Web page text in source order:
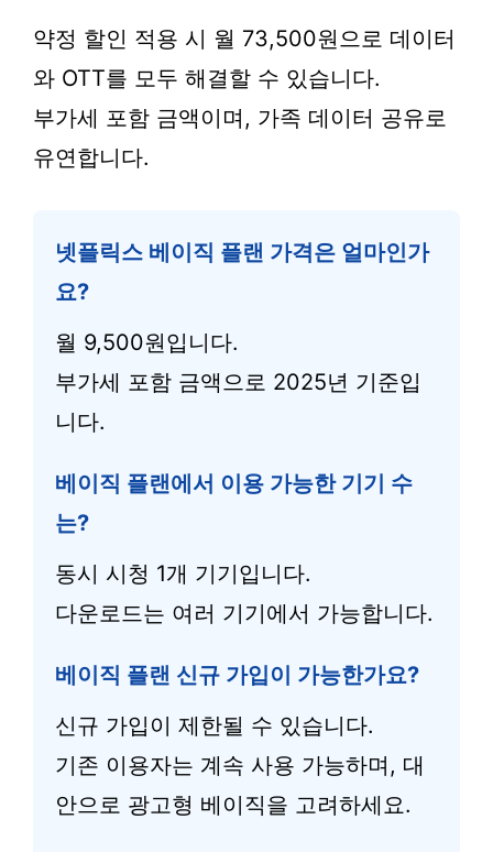
약정 할인 적용 시 월 73,500원으로 데이터
와 OTT를 모두 해결할 수 있습니다.
부가세 포함 금액이며, 가족 데이터 공유로
유연합니다.
넷플릭스 베이직 플랜 가격은 얼마인가
요?
월 9,500원입니다.
부가세 포함 금액으로 2025년 기준입
니다.
베이직 플랜에서 이용 가능한 기기 수
는?
동시 시청 1개 기기입니다.
다운로드는 여러 기기에서 가능합니다.
베이직 플랜 신규 가입이 가능한가요?
신규 가입이 제한될 수 있습니다.
기존 이용자는 계속 사용 가능하며, 대
안으로 광고형 베이직을 고려하세요.